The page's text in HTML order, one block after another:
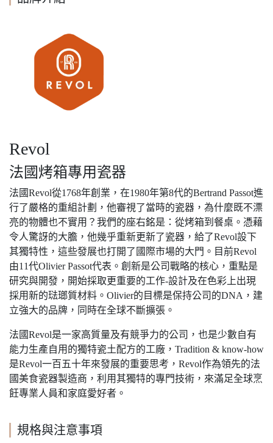
Revol
法國烤箱專用瓷器
法國Revol從1768年創業，在1980年第8代的Bertrand Passot進
行了嚴格的重組計劃，他審視了當時的瓷器，為什麼既不漂
亮的物體也不實用？我們的座右銘是：從烤箱到餐桌。憑藉
令人驚訝的大膽，他幾乎重新更新了瓷器，給了Revol設下
其獨特性，這些發展也打開了國際市場的大門。目前Revol
由11代Olivier Passot代表。創新是公司戰略的核心，重點是
研究與開發，開始採取更重要的工作-設計及在色彩上出現
採用新的琺瑯質材料。Olivier的目標是保持公司的DNA，建
立強大的品牌，同時在全球不斷擴張。
法國Revol是一家高質量及有競爭力的公司，也是少數自有
能力生產自用的獨特瓷土配方的工廠，Tradition & know-how
是Revol一百五十年來發展的重要思考，Revol作為領先的法
國美食瓷器製造商，利用其獨特的專門技術，來滿足全球烹
飪專業人員和家庭愛好者。
規格與注意事項